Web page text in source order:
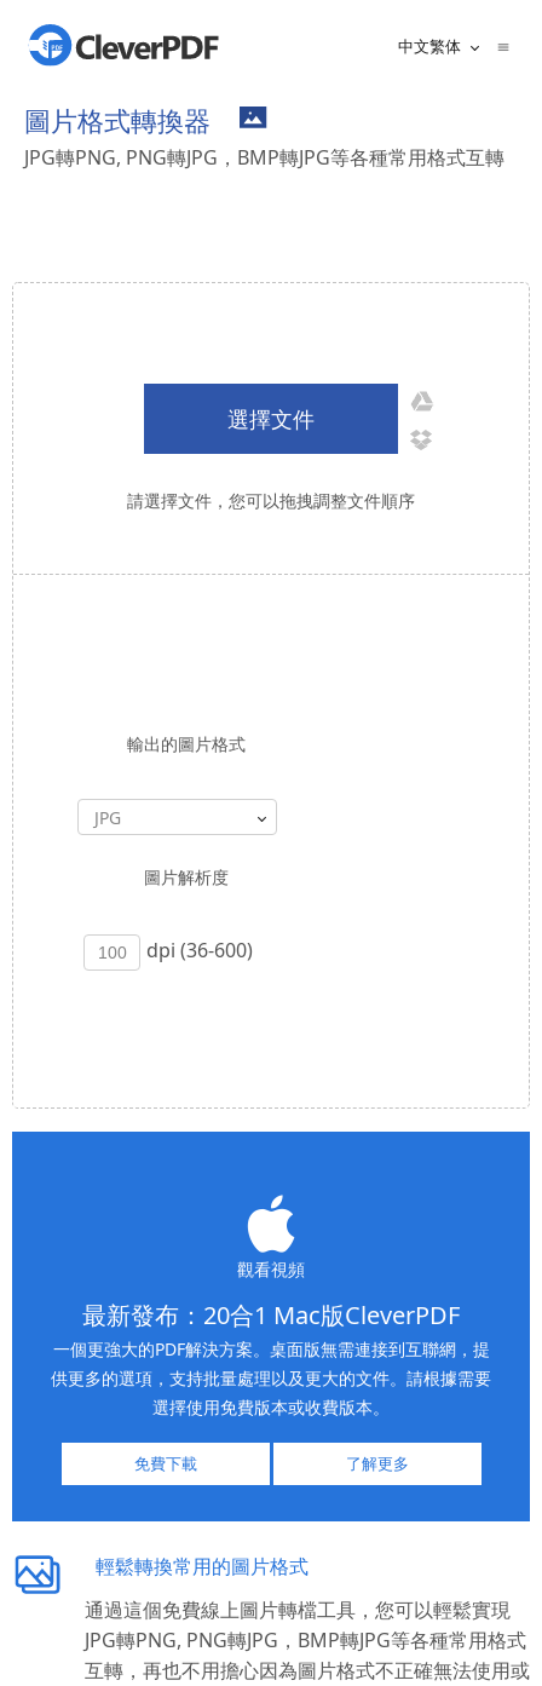
中文繁体
圖片格式轉換器
JPG轉PNG, PNG轉JPG，BMP轉JPG等各種常用格式互轉
選擇文件
請選擇文件，您可以拖拽調整文件順序
輸出的圖片格式
JPG
圖片解析度
dpi (36-600)
觀看視頻
最新發布：20合1 Mac版CleverPDF
一個更強大的PDF解決方案。桌面版無需連接到互聯網，提
供更多的選項，支持批量處理以及更大的文件。請根據需要
選擇使用免費版本或收費版本。
免費下載 了解更多
輕鬆轉換常用的圖片格式
通過這個免費線上圖片轉檔工具，您可以輕鬆實現
JPG轉PNG, PNG轉JPG，BMP轉JPG等各種常用格式
互轉，再也不用擔心因為圖片格式不正確無法使用或